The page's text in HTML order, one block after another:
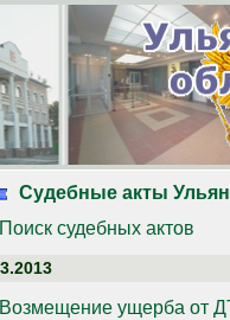
Судебные акты
Поиск судебных актов
Возмещение ущерба от